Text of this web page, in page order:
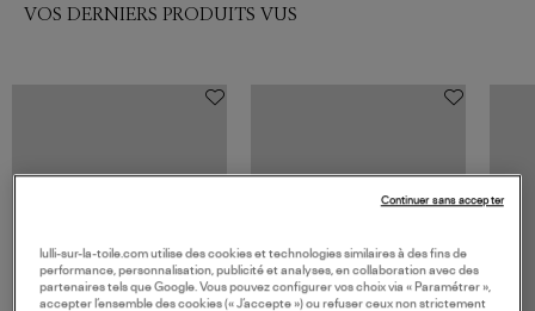
VOS DERNIERS PRODUITS VUS
lulli-sur-la-toile.com utilise des cookies et technologies similaires à des fins de
performance, personnalisation, publicité et analyses, en collaboration avec des
partenaires tels que Google. Vous pouvez configurer vos choix via « Paramétrer »,
accepter l’ensemble des cookies (« J’accepte ») ou refuser ceux non strictement
Continuer sans accepter